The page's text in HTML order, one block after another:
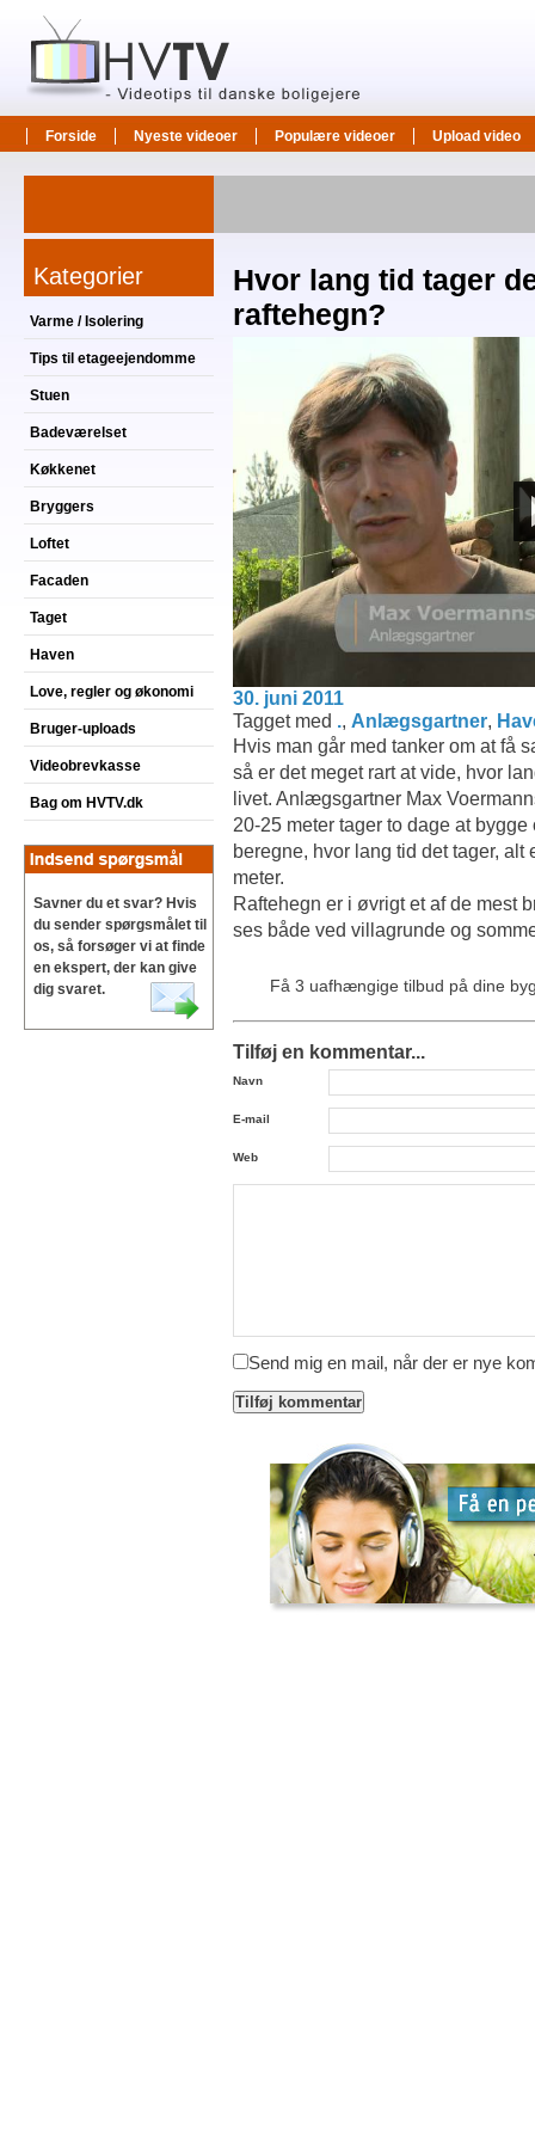
Forside Nyeste videoer Populære videoer Upload video
Kategorier
Varme / Isolering
Tips til etageejendomme
Stuen
Badeværelset
Køkkenet
Bryggers
Loftet
Facaden
Taget
Haven
Love, regler og økonomi
Bruger-uploads
Videobrevkasse
Bag om HVTV.dk
Savner du et svar? Hvis
du sender spørgsmålet til
os, så forsøger vi at finde
en ekspert, der kan give
dig svaret.
Hvor lang tid tager
raftehegn?
30. juni 2011
Tagget med
Anlægsgartner
Hvis man går med tanker om at få
så er det meget rart at vide, hvor
livet. Anlægsgartner Max
20-25 meter tager to dage at
beregne, hvor lang tid det tager, alt
meter.
Raftehegn er i øvrigt et af de mest
ses både ved villagrunde og
Få 3 uafhængige tilbud på dine
Tilføj en kommentar...
Navn
E-mail
Web
Send mig en mail, når der er nye